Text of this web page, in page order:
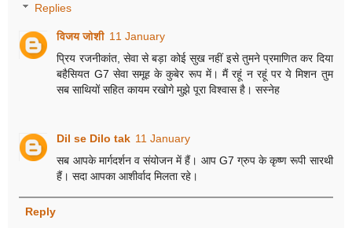
Replies
विजय जोशी 11 January
प्रिय रजनीकांत, सेवा से बड़ा कोई सुख नहीं इसे तुमने प्रमाणित कर दिया
बहैसियत G7 सेवा समूह के कुबेर रूप में। मैं रहूं न रहूं पर ये मिशन तुम
सब साथियों सहित कायम रखोगे मुझे पूरा विश्वास है। सस्नेह
Dil se Dilo tak 11 January
सब आपके मार्गदर्शन व संयोजन में हैं। आप G7 ग्रुप के कृष्ण रूपी सारथी
हैं। सदा आपका आशीर्वाद मिलता रहे।
Reply